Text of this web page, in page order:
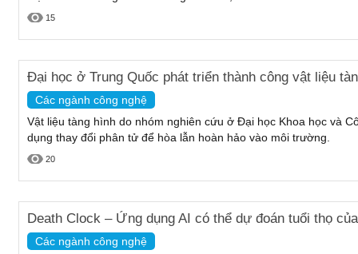
15
Đại học ở Trung Quốc phát triển thành công vật liệu
Các ngành công nghệ
Vật liệu tàng hình do nhóm nghiên cứu ở Đại học Khoa học và
dụng thay đổi phân tử để hòa lẫn hoàn hảo vào môi trường.
20
Death Clock – Ứng dụng AI có thể dự đoán tuổi thọ
Các ngành công nghệ